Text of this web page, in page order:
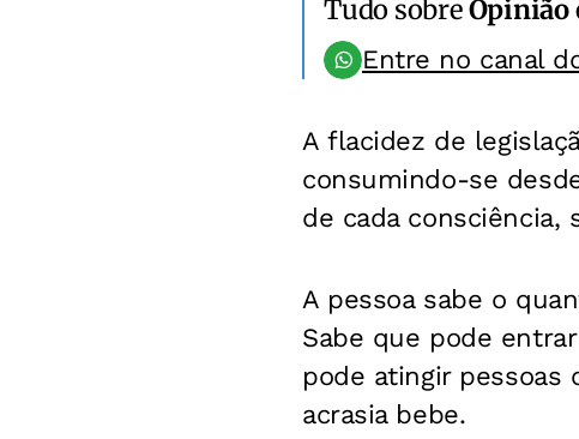
Tudo sobreOpinião
Entre no canal
A flacidez de
consumindo-se
de cada consciência,
A pessoa sabe o
Sabe que pode
pode atingir pessoas
acrasia bebe.